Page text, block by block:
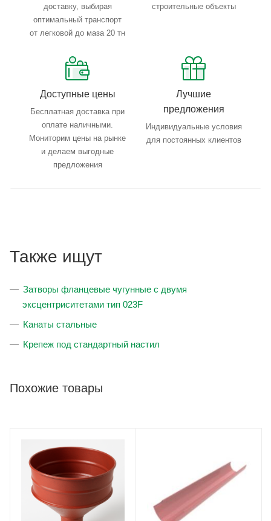
доставку, выбирая
оптимальный транспорт
от легковой до маза 20 тн
строительные объекты
Доступные цены
Бесплатная доставка при
оплате наличными.
Мониторим цены на рынке
и делаем выгодные
предложения
Лучшие
предложения
Индивидуальные условия
для постоянных клиентов
Также ищут
Затворы фланцевые чугунные с двумя
эксцентриситетами тип 023F
Канаты стальные
Крепеж под стандартный настил
Похожие товары